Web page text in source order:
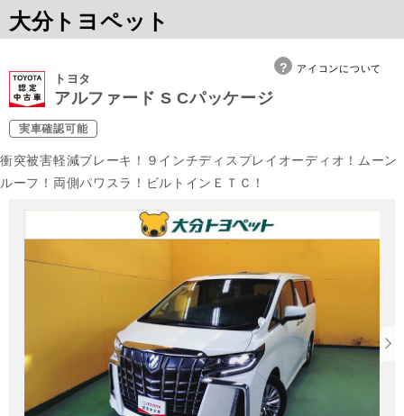
大分トヨペット
アイコンについて
トヨタ
アルファード S Cパッケージ
実車確認可能
衝突被害軽減ブレーキ！９インチディスプレイオーディオ！ムーン
ルーフ！両側パワスラ！ビルトインＥＴＣ！